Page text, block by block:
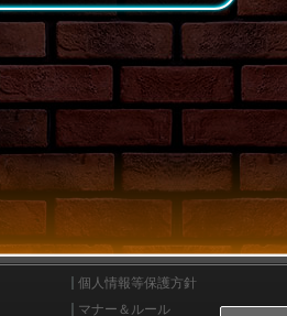
個人情報等保護方針
マナー＆ルール